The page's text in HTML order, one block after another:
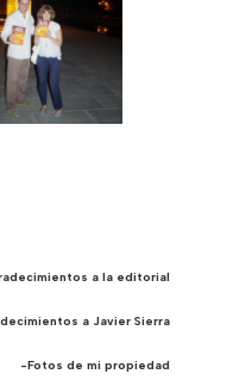
a la editorial
a Javier Sierra
-Fotos de mi propiedad